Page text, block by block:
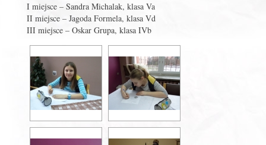
I miejsce – Sandra Michalak, klasa Va
II miejsce – Jagoda Formela, klasa Vd
III miejsce – Oskar Grupa, klasa IVb